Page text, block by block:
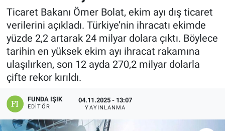
Ticaret Bakanı Ömer Bolat, ekim ayı dış ticaret
verilerini açıkladı. Türkiye’nin ihracatı ekimde
yüzde 2,2 artarak 24 milyar dolara çıktı. Böylece
tarihin en yüksek ekim ayı ihracat rakamına
ulaşılırken, son 12 ayda 270,2 milyar dolarla
çifte rekor kırıldı.
FUNDA IŞIK
EDITÖR
04.11.2025 - 13:07
YAYINLANMA
EĞİTİM
ÖZEL HABER
Keşfet
MANŞET